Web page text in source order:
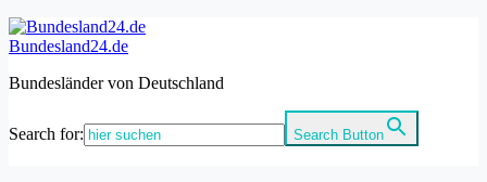
Bundesland24.de
Bundesländer von Deutschland
Search for: Search Button